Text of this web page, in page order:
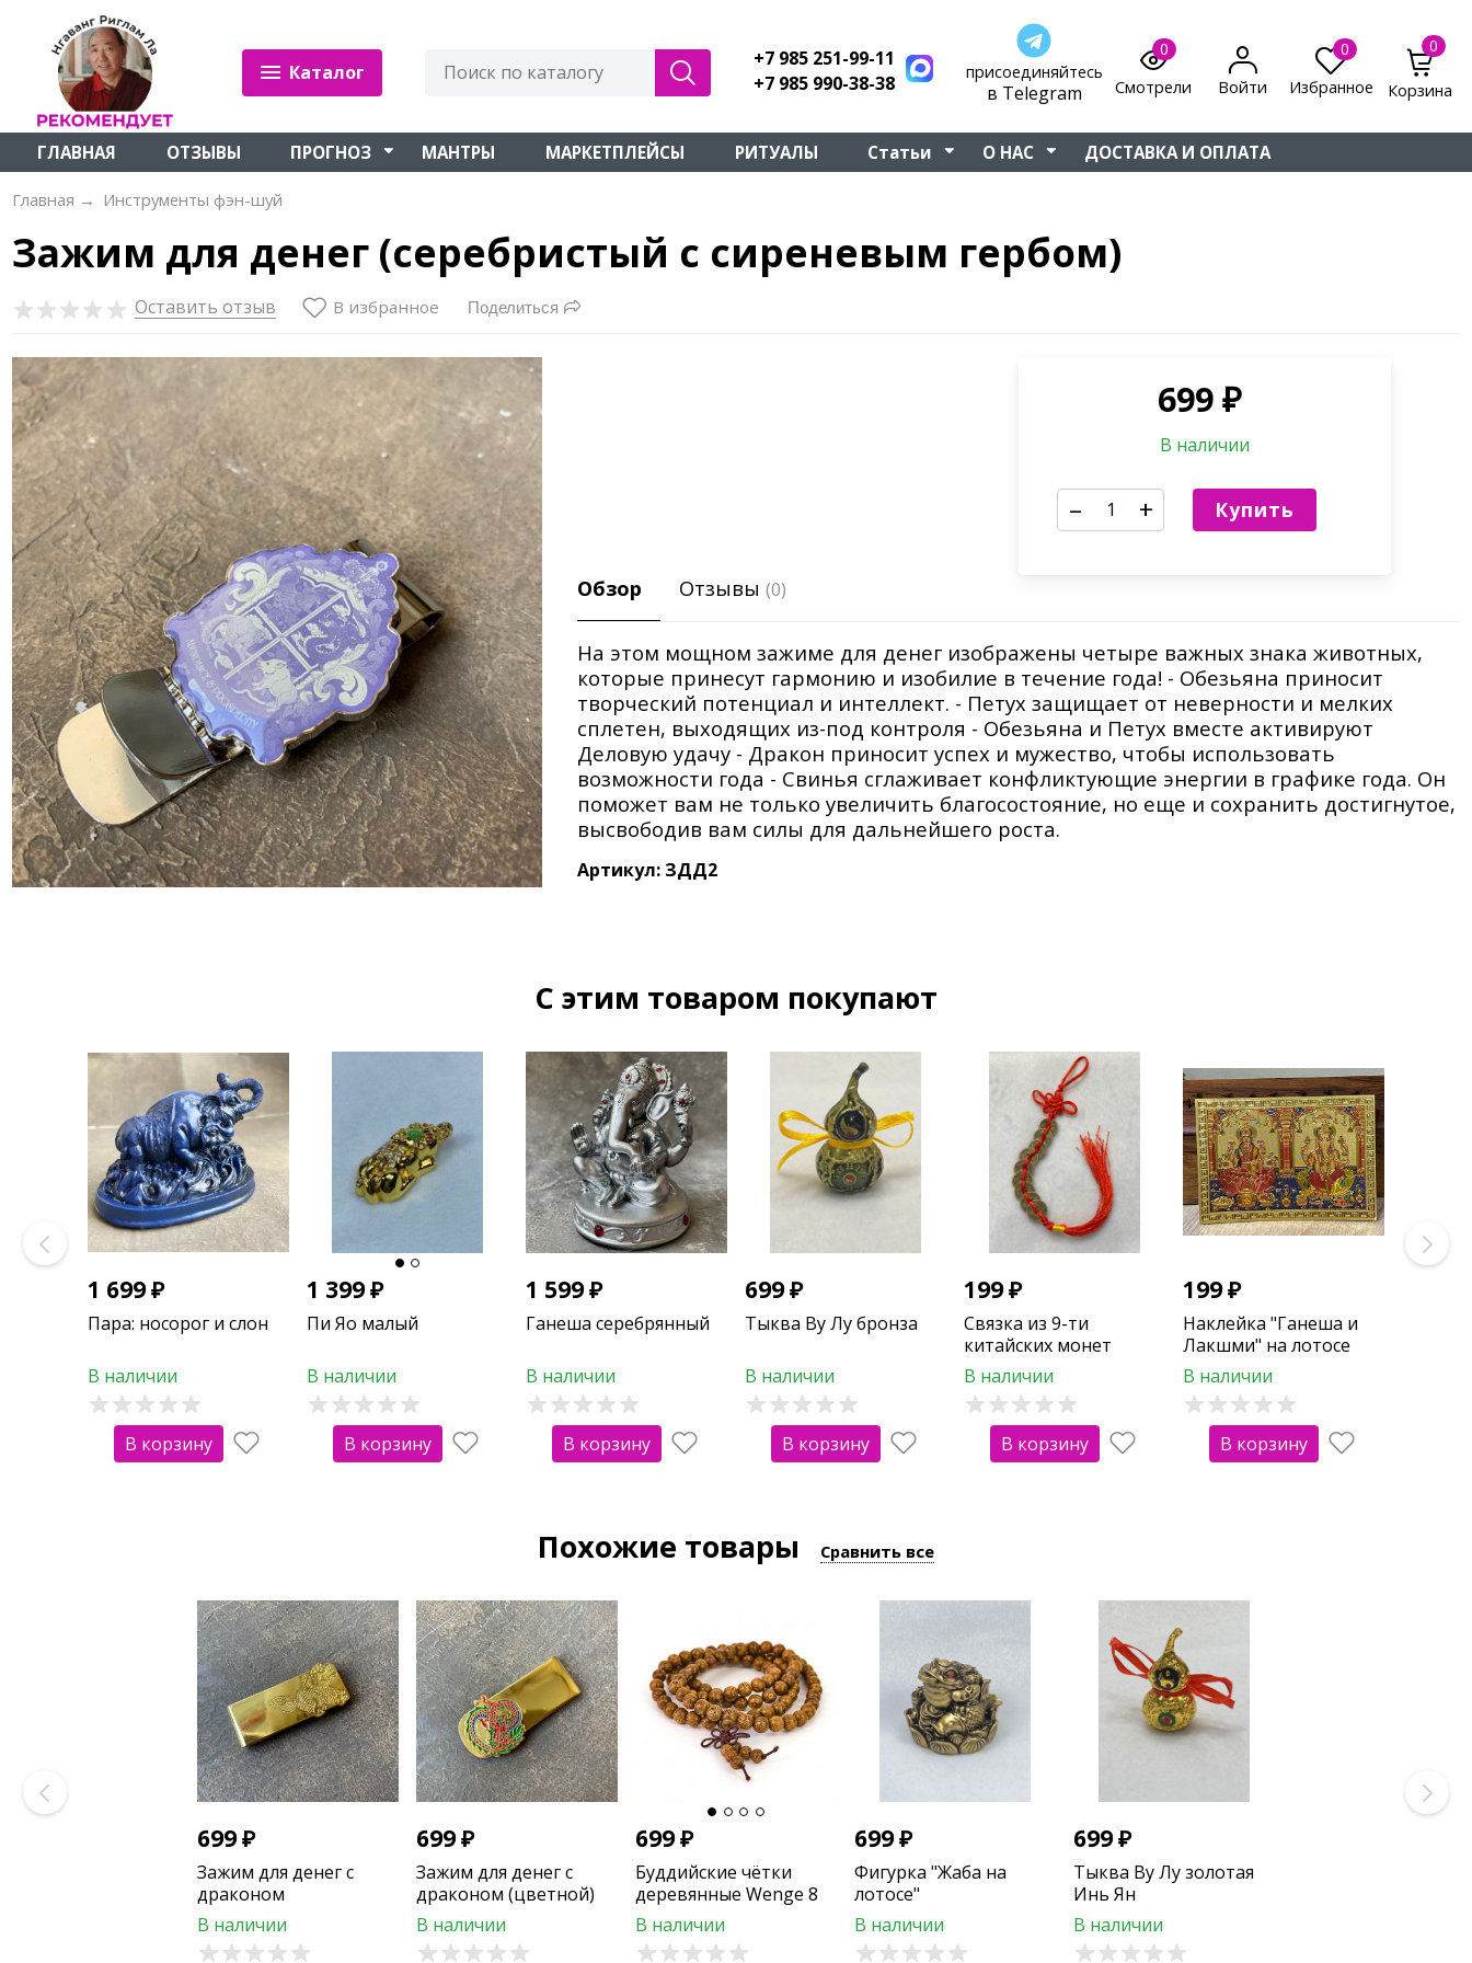
Каталог
+7 985 251-99-11
+7 985 990-38-38
присоединяйтесь
в Telegram
0
Смотрели
Войти
0
Избранное
0
Корзина
ГЛАВНАЯ ОТЗЫВЫ ПРОГНОЗ МАНТРЫ МАРКЕТПЛЕЙСЫ РИТУАЛЫ Статьи О НАС ДОСТАВКА И ОПЛАТА
Главная → Инструменты фэн-шуй
Зажим для денег (серебристый с сиреневым гербом)
Оставить отзыв В избранное Поделиться
699₽
В наличии
– + Купить
Обзор Отзывы(0)
На этом мощном зажиме для денег изображены четыре важных знака животных,
которые принесут гармонию и изобилие в течение года! - Обезьяна приносит
творческий потенциал и интеллект. - Петух защищает от неверности и мелких
сплетен, выходящих из-под контроля - Обезьяна и Петух вместе активируют
Деловую удачу - Дракон приносит успех и мужество, чтобы использовать
возможности года - Свинья сглаживает конфликтующие энергии в графике года. Он
поможет вам не только увеличить благосостояние, но еще и сохранить достигнутое,
высвободив вам силы для дальнейшего роста.
Артикул: ЗДД2
C этим товаром покупают
1 699₽
Пара: носорог и слон
В наличии
В корзину
1 399₽
Пи Яо малый
В наличии
В корзину
1 599₽
Ганеша серебрянный
В наличии
В корзину
699₽
Тыква Ву Лу бронза
В наличии
В корзину
199₽
Связка из 9-ти
китайских монет
(красная)
В наличии
В корзину
199₽
Наклейка "Ганеша и
Лакшми" на лотосе
В наличии
В корзину
Похожие товары Сравнить все
699₽
Зажим для денег с
драконом
В наличии
699₽
Зажим для денег с
драконом (цветной)
В наличии
699₽
Буддийские чётки
деревянные Wenge 8
мм
В наличии
699₽
Фигурка "Жаба на
лотосе"
В наличии
699₽
Тыква Ву Лу золотая
Инь Ян
В наличии